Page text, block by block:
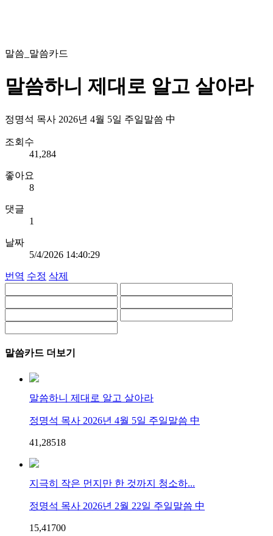
말씀_말씀카드
말씀하니 제대로 알고 살아라
정명석 목사 2026년 4월 5일 주일말씀 中
조회수
41,284
좋아요
8
댓글
1
날짜
5/4/2026 14:40:29
번역 수정 삭제
말씀카드 더보기
말씀하니 제대로 알고 살아라
정명석 목사 2026년 4월 5일 주일말씀 中
41,28518
지극히 작은 먼지만 한 것까지 청소하...
정명석 목사 2026년 2월 22일 주일말씀 中
15,41700